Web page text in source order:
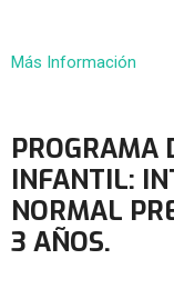
Más Información
PROGRAMA
INFANTIL:
NORMAL
3 AÑOS.